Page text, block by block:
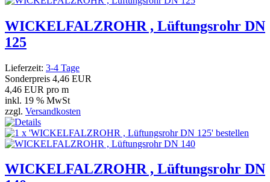
WICKELFALZROHR , Lüftungsrohr DN
125
Lieferzeit: 3-4 Tage
Sonderpreis 4,46 EUR
4,46 EUR pro m
inkl. 19 % MwSt
zzgl. Versandkosten
WICKELFALZROHR , Lüftungsrohr DN